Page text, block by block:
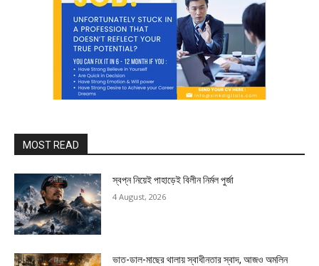
MOST READ
স্বপ্ন নিয়েই পাহাড়েই বিলীন নির্মল পুর্জা
4 August, 2026
ভাত-ডাল-মাছের থালায় স্বাধীনতার স্বাদ, আজও অমলিন